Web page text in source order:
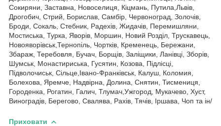
Сокиряни, Заставна, Новоселиця, Кіцмань, Путила,Львів,
Дрогобич, Стрий, Борислав, Самбір, Червоноград, Золочів,
Броди, Сокаль, Стебник, Радехів, Жидачів, Перемишляни,
Мостиська, Турка, Яворів, Моршин, Новий Розділ, Трускавець,
Новояворівськ,Тернопіль, Чортків, Кременець, Бережани,
Збараж, Теребовля, Бучач, Борщів, Заліщики, Ланівці, Зборів,
Шумськ, Монастириська, Гусятин, Козова, Підлісці,
Підволочиськ, Сільце,Івано-Франківськ, Калуш, Коломия,
Болехова, Яремче, Надвірна, Долина, Снятин, Тисмениця,
Городенка, Рогатин, Галич, Тлумач,Ужгород, Мукачево, Хуст,
Виноградів, Берегово, Свалява, Рахів, Тячів, Іршава, Чоп та ін/
Приховати